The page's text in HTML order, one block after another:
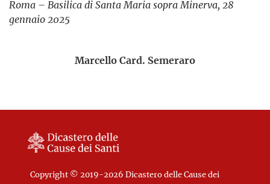
Roma – Basilica di Santa Maria sopra Minerva, 28
gennaio 2025
Marcello Card. Semeraro
Copyright © 2019-2026 Dicastero delle Cause dei